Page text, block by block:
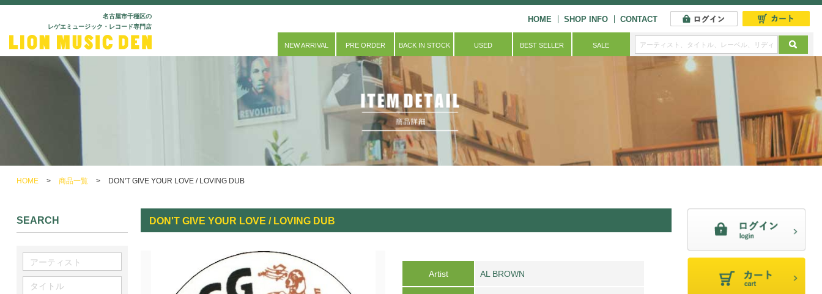
名古屋市千種区の
レゲエミュージック・レコード専門店
HOME SHOP INFO CONTACT
NEW ARRIVAL PRE ORDER BACK IN STOCK USED BEST SELLER SALE
HOME > 商品一覧 > DON'T GIVE YOUR LOVE / LOVING DUB
DON'T GIVE YOUR LOVE / LOVING DUB
Artist AL BROWN
SEARCH